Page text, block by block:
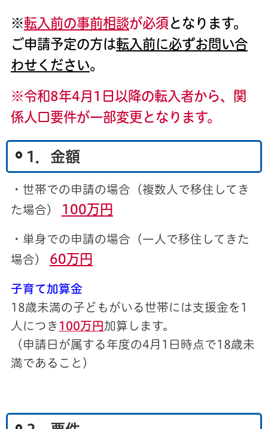
※転入前の事前相談が必須 となります。
ご申請予定の方は転入前に必ずお問い合
わせください。
※令和8年4月1日以降の転入者から、関
係人口要件が一部変更となります。
1．金額
・世帯での申請の場合（複数人で移住してき
た場合）
100万円
・単身での申請の場合（一人で移住してきた
場合） 60万円
子育て加算金
18歳未満の子どもがいる世帯には支援金を1
人につき 100万円加算します。
（申請日が属する年度の4月1日時点で18歳未
満であること）